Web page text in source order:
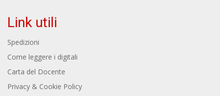
Link utili
Spedizioni
Come leggere i digitali
Carta del Docente
Privacy & Cookie Policy